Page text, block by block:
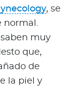
, se
normal.
muy
que,
de
la piel y